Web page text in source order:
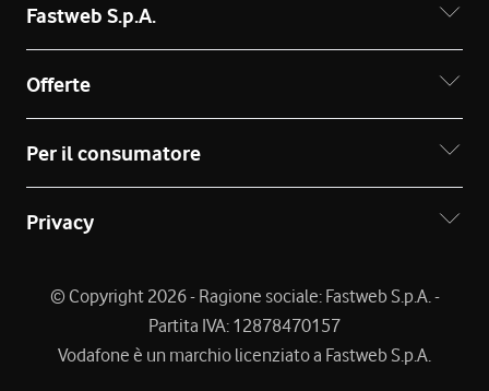
Fastweb S.p.A.
Offerte
Per il consumatore
Privacy
© Copyright 2026 - Ragione sociale: Fastweb S.p.A. -
Partita IVA: 12878470157
Vodafone è un marchio licenziato a Fastweb S.p.A.